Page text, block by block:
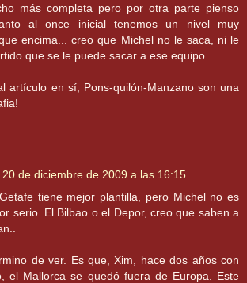
más completa pero por otra parte pienso
al once inicial tenemos un nivel muy
encima... creo que Michel no le saca, ni le
que se le puede sacar a ese equipo.
artículo en sí, Pons-quilón-Manzano son una
20 de diciembre de 2009 a las 16:15
tiene mejor plantilla, pero Michel no es
serio. El Bilbao o el Depor, creo que saben a
de ver. Es que, Xim, hace dos años con
el Mallorca se quedó fuera de Europa. Este